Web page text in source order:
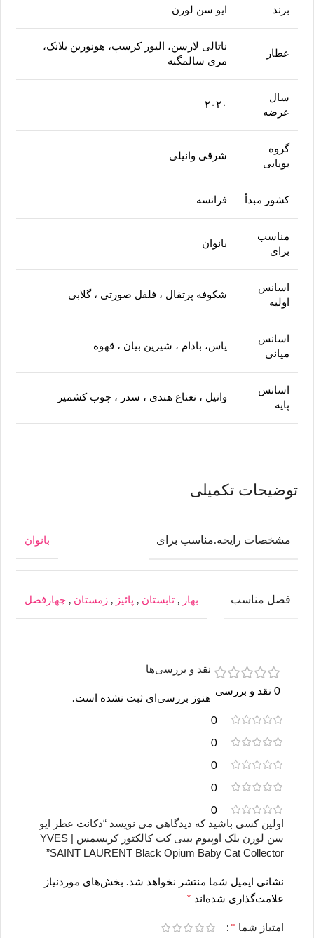
برند ایو سن لورن
عطار
ناتالی لارسن، الیور کرسپ، هونورین بلانک،
مری سالمگنه
سال
عرضه
۲۰۲۰
گروه
بویایی
شرقی وانیلی
کشور مبدأ فرانسه
مناسب
برای
بانوان
اسانس
اولیه
شکوفه پرتقال ، فلفل صورتی ، گلابی
اسانس
میانی
یاس، بادام ، شیرین بیان ، قهوه
اسانس
پایه
وانیل ، نعناع هندی ، سدر ، چوب کشمیر
توضیحات تکمیلی
مشخصات رایحه.مناسب برای بانوان
فصل مناسب بهار , تابستان , پائیز , زمستان , چهارفصل
0 نقد و بررسی
0
0
0
0
0
نقد و بررسی‌ها
هنوز بررسی‌ای ثبت نشده است.
اولین کسی باشید که دیدگاهی می نویسد “دکانت عطر ایو
سن لورن بلک اوپیوم بیبی کت کالکتور کریسمس | YVES
SAINT LAURENT Black Opium Baby Cat Collector”
نشانی ایمیل شما منتشر نخواهد شد. بخش‌های موردنیاز
علامت‌گذاری شده‌اند *
امتیاز شما *